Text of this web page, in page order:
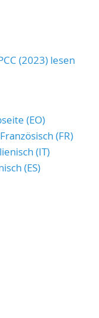
(2023) lesen
(EO)
(FR)
(IT)
(ES)